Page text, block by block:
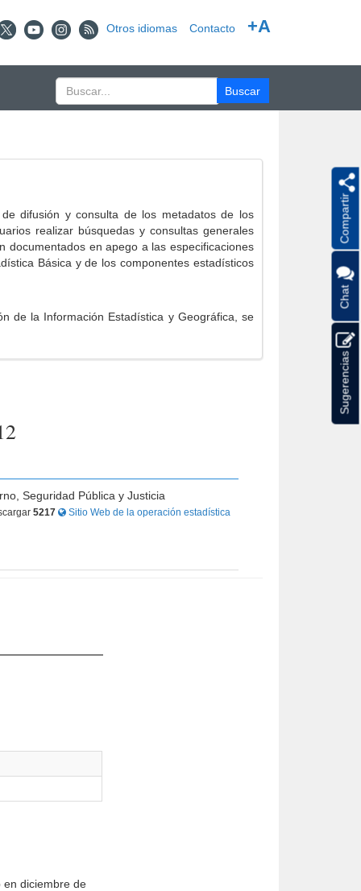
Otros idiomas Contacto +A
difusión y consulta de los metadatos de los
realizar búsquedas y consultas generales
documentados en apego a las especificaciones
Básica y de los componentes estadísticos
de la Información Estadística y Geográfica, se
Seguridad Pública y Justicia
5217
Sitio Web de la operación estadística
en diciembre de
Compartir
Chat
Sugerencias